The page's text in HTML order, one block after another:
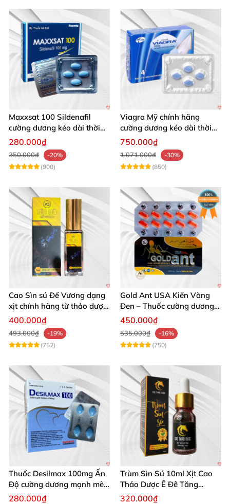
Maxxsat 100 Sildenafil
cường dương kéo dài thời
gian cho nam
280.000₫
350.000₫
-20%
(900)
Viagra Mỹ chính hãng
cường dương kéo dài thời
gian nhập khẩu
750.000₫
1.071.000₫
-30%
(850)
Cao Sìn sú Đế Vương dạng
xịt chính hãng từ thảo dược
Ê Đê Việt Nam
400.000₫
493.000₫
-19%
(752)
Gold Ant USA Kiến Vàng
Đen – Thuốc cường dương
tăng sinh lý nam mạnh
450.000₫
535.000₫
-16%
(750)
Thuốc Desilmax 100mg Ấn
Độ cường dương mạnh mẽ
tăng sinh lý phái mạnh
280.000₫
Trùm Sìn Sú 10ml Xịt Cao
Thảo Dược Ê Đê Tăng
Cường Sinh Lý
320.000₫